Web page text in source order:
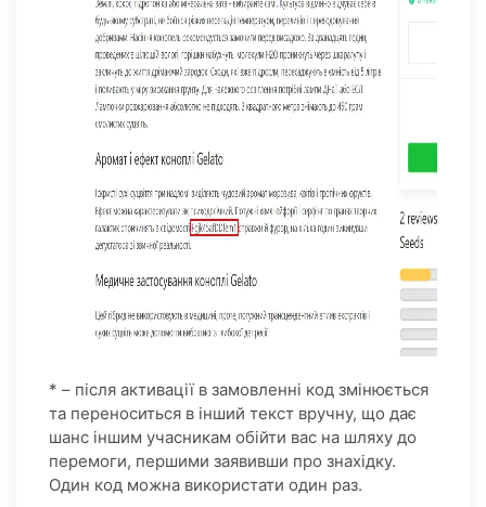
* – після активації в замовленні код змінюється
та переноситься в інший текст вручну, що дає
шанс іншим учасникам обійти вас на шляху до
перемоги, першими заявивши про знахідку.
Один код можна використати один раз.